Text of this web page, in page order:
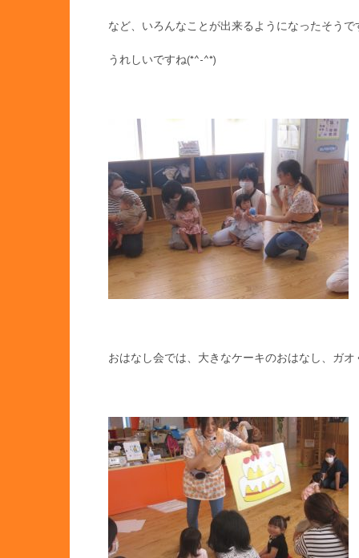
など、いろんなことが出来るようになったそうで
うれしいですね(*^-^*)
おはなし会では、大きなケーキのおはなし、ガオ